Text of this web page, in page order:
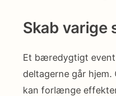
Skab varige
Et bæredygtigt
deltagerne går hjem.
kan forlænge